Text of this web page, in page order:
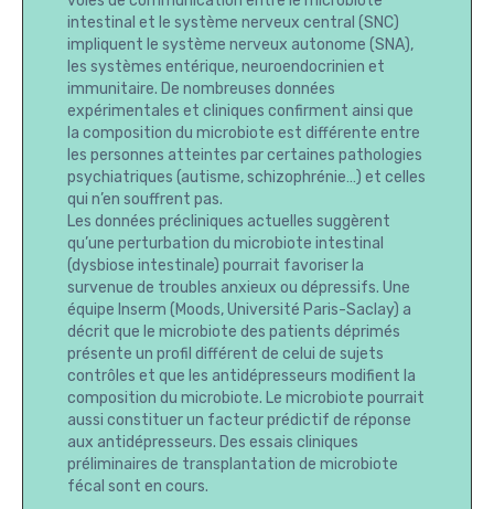
intestinal et le système nerveux central (SNC)
impliquent le système nerveux autonome (SNA),
les systèmes entérique, neuroendocrinien et
immunitaire. De nombreuses données
expérimentales et cliniques confirment ainsi que
la composition du microbiote est différente entre
les personnes atteintes par certaines pathologies
psychiatriques (autisme, schizophrénie…) et celles
qui n’en souffrent pas.
Les données précliniques actuelles suggèrent
qu’une perturbation du microbiote intestinal
(dysbiose intestinale) pourrait favoriser la
survenue de troubles anxieux ou dépressifs. Une
équipe Inserm (Moods, Université Paris-Saclay) a
décrit que le microbiote des patients déprimés
présente un profil différent de celui de sujets
contrôles et que les antidépresseurs modifient la
composition du microbiote. Le microbiote pourrait
aussi constituer un facteur prédictif de réponse
aux antidépresseurs. Des essais cliniques
préliminaires de transplantation de microbiote
fécal sont en cours.